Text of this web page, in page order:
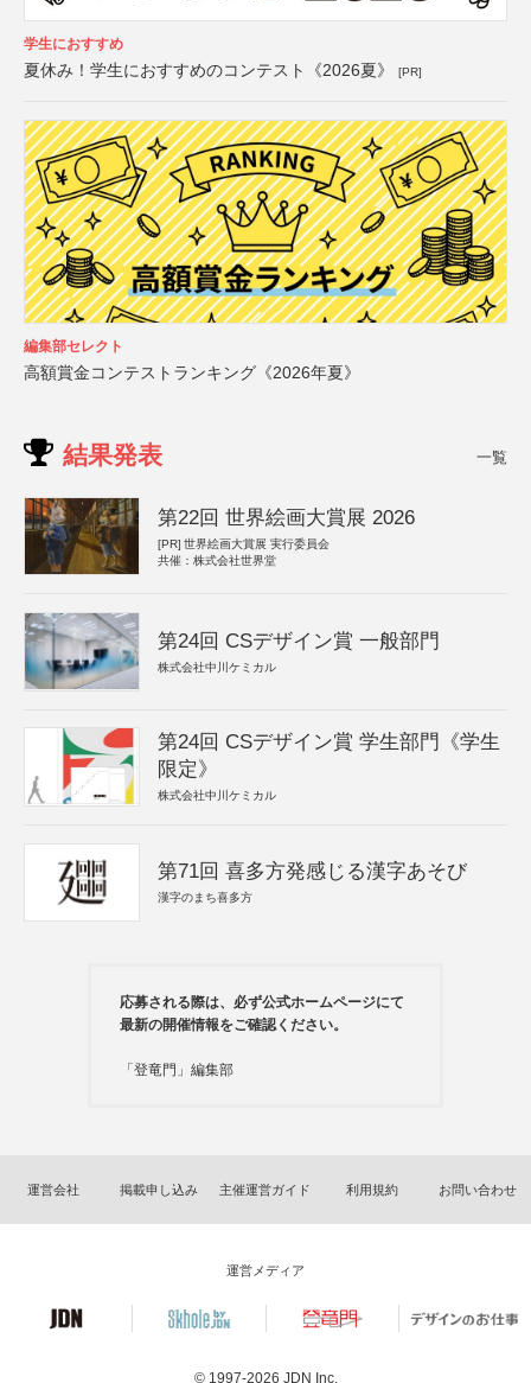
学生におすすめ
夏休み！学生におすすめのコンテスト《2026夏》 [PR]
編集部セレクト
高額賞金コンテストランキング《2026年夏》
結果発表 一覧
第22回 世界絵画大賞展 2026
[PR] 世界絵画大賞展 実行委員会
共催：株式会社世界堂
第24回 CSデザイン賞 一般部門
株式会社中川ケミカル
第24回 CSデザイン賞 学生部門《学生
限定》
株式会社中川ケミカル
第71回 喜多方発感じる漢字あそび
漢字のまち喜多方
応募される際は、必ず公式ホームページにて
最新の開催情報をご確認ください。
「登竜門」編集部
運営会社 掲載申し込み 主催運営ガイド 利用規約 お問い合わせ
運営メディア
© 1997-2026 JDN Inc.